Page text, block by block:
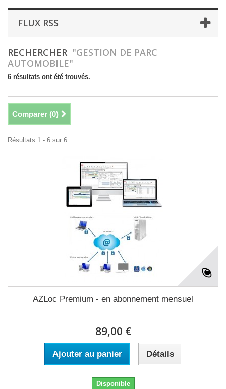
FLUX RSS
RECHERCHER "GESTION DE PARC
AUTOMOBILE"
6 résultats ont été trouvés.
Comparer (0)
Résultats 1 - 6 sur 6.
AZLoc Premium - en abonnement mensuel
89,00 €
Ajouter au panier Détails
Disponible